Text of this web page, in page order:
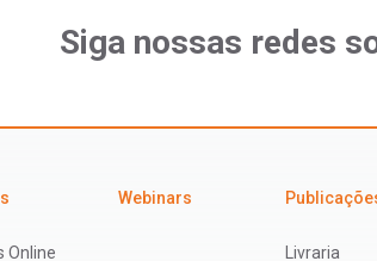
Siga nossas redes
Online
Webinars
Livraria